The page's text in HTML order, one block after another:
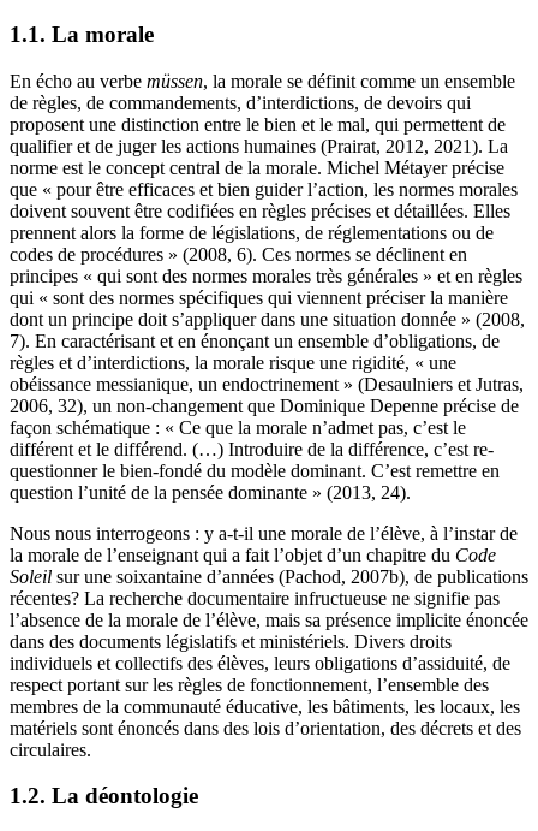
1.1. La morale
En écho au verbe müssen, la morale se définit comme un ensemble
de règles, de commandements, d’interdictions, de devoirs qui
proposent une distinction entre le bien et le mal, qui permettent de
qualifier et de juger les actions humaines (Prairat, 2012, 2021). La
norme est le concept central de la morale. Michel Métayer précise
que « pour être efficaces et bien guider l’action, les normes morales
doivent souvent être codifiées en règles précises et détaillées. Elles
prennent alors la forme de législations, de réglementations ou de
codes de procédures » (2008, 6). Ces normes se déclinent en
principes « qui sont des normes morales très générales » et en règles
qui « sont des normes spécifiques qui viennent préciser la manière
dont un principe doit s’appliquer dans une situation donnée » (2008,
7). En caractérisant et en énonçant un ensemble d’obligations, de
règles et d’interdictions, la morale risque une rigidité, « une
obéissance messianique, un endoctrinement » (Desaulniers et Jutras,
2006, 32), un non-changement que Dominique Depenne précise de
façon schématique : « Ce que la morale n’admet pas, c’est le
différent et le différend. (…) Introduire de la différence, c’est re-
questionner le bien-fondé du modèle dominant. C’est remettre en
question l’unité de la pensée dominante » (2013, 24).
Nous nous interrogeons : y a-t-il une morale de l’élève, à l’instar de
la morale de l’enseignant qui a fait l’objet d’un chapitre du Code
Soleil sur une soixantaine d’années (Pachod, 2007b), de publications
récentes? La recherche documentaire infructueuse ne signifie pas
l’absence de la morale de l’élève, mais sa présence implicite énoncée
dans des documents législatifs et ministériels. Divers droits
individuels et collectifs des élèves, leurs obligations d’assiduité, de
respect portant sur les règles de fonctionnement, l’ensemble des
membres de la communauté éducative, les bâtiments, les locaux, les
matériels sont énoncés dans des lois d’orientation, des décrets et des
circulaires.
1.2. La déontologie